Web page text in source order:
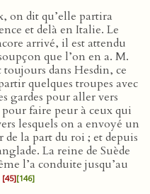
on dit qu’elle partira
et delà en Italie. Le
arrivé, il est attendu
que l’on en a. M.
dans Hesdin, ce
quelques troupes avec
gardes pour aller vers
faire peur à ceux qui
lesquels on a envoyé un
la part du roi ; et depuis
La reine de Suède
l’a conduite jusqu’au
[45][146]